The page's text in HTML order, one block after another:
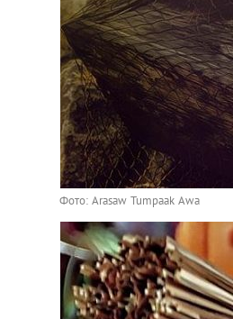
Фото: Arasaw Tumpaak Awa